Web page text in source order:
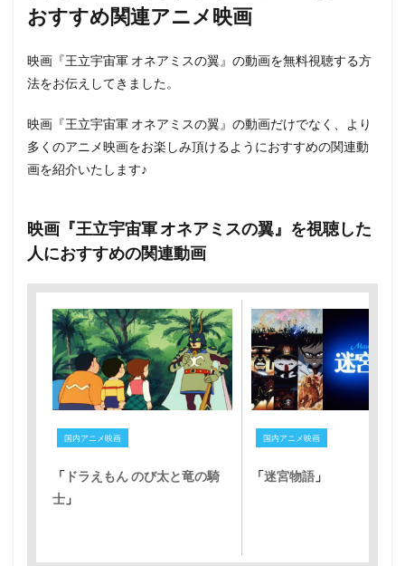
おすすめ関連アニメ映画
映画『王立宇宙軍 オネアミスの翼』の動画を無料視聴する方
法をお伝えしてきました。
映画『王立宇宙軍 オネアミスの翼』の動画だけでなく、より
多くのアニメ映画をお楽しみ頂けるようにおすすめの関連動
画を紹介いたします♪
映画『王立宇宙軍 オネアミスの翼』を視聴した
人におすすめの関連動画
国内アニメ映画
「 ドラえもん のび太と竜の騎
士 」
国内アニメ映画
「迷宮物語 」